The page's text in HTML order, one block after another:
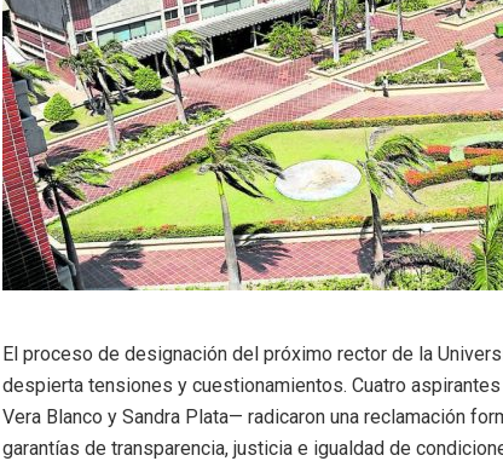
El proceso de designación del próximo rector de la
despierta tensiones y cuestionamientos. Cuatro
Vera Blanco y Sandra Plata— radicaron una reclamación
garantías de transparencia, justicia e igualdad de